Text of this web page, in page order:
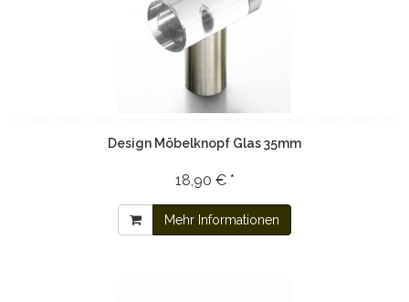
Design Möbelknopf Glas 35mm
18,90 € *
Mehr Informationen